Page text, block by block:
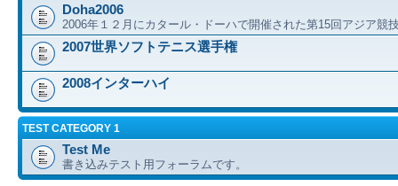
Doha2006
2006年１２月にカタール・ドーハで開催された第15回アジア競
2007世界ソフトテニス選手権
2008インターハイ
TEST CATEGORY 1
Test Me
書き込みテスト用フォーラムです。